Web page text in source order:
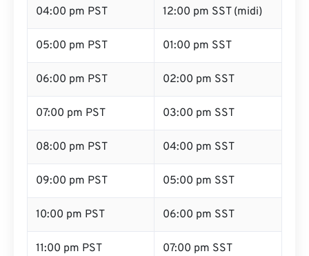
04:00 pm PST 12:00 pm SST (midi)
05:00 pm PST 01:00 pm SST
06:00 pm PST 02:00 pm SST
07:00 pm PST 03:00 pm SST
08:00 pm PST 04:00 pm SST
09:00 pm PST 05:00 pm SST
10:00 pm PST 06:00 pm SST
11:00 pm PST 07:00 pm SST